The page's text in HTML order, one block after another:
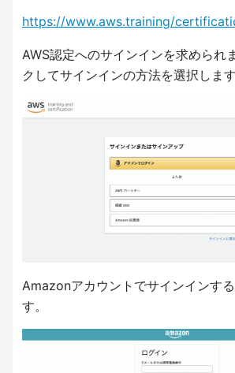
https://www.aws.training/
AWS認定へのサインインを求められ
クしてサインインの方法を選択します
Amazonアカウントでサインインす
す。